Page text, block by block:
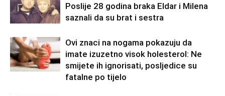
Poslije 28 godina braka Eldar i Milena
saznali da su brat i sestra
Ovi znaci na nogama pokazuju da
imate izuzetno visok holesterol: Ne
smijete ih ignorisati, posljedice su
fatalne po tijelo